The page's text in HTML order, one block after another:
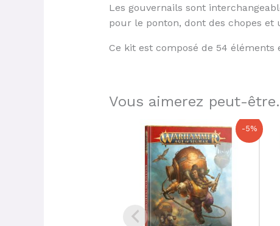
Les gouvernails sont
pour le ponton, dont des chopes
Ce kit est composé de 54 éléments
Vous aimerez peut-
-5%
Le
prix
initial
était :
50,00 €.
Le
prix
actuel
est :
47,50 €.